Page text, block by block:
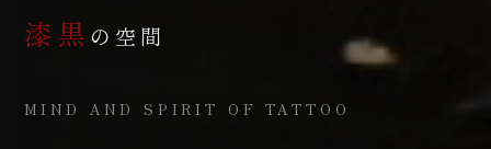
漆黒 の空間
MIND AND SPIRIT OF TATTOO